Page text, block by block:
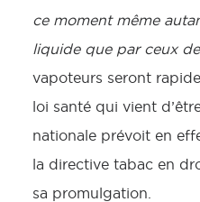
ce moment même
liquide que par ceux
vapoteurs seront
loi santé qui vient
nationale prévoit en
la directive tabac en
sa promulgation.